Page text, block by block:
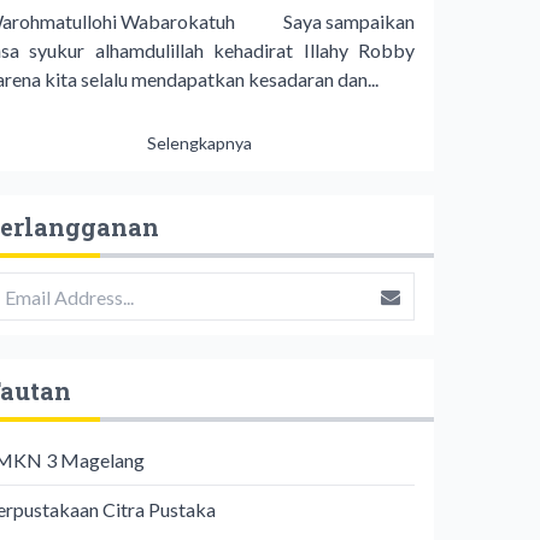
Wabarokatuh Saya sampaikan
syukur alhamdulillah kehadirat Illahy Robby
kita selalu mendapatkan kesadaran dan...
Selengkapnya
3 Magelang
Citra Pustaka